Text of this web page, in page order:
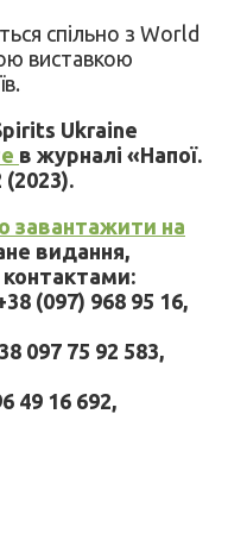
спільно з World
виставкою
Ukraine
в журналі «Напої.
(2023).
завантажити на
видання,
(097) 968 95 16,
097 75 92 583,
49 16 692,